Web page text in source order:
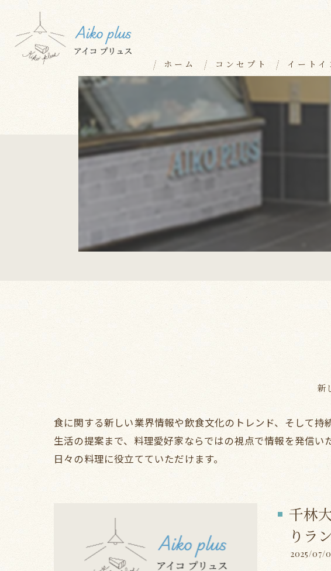
ホーム コンセプト イートイ
ランチメニ
デザート
新
食に関する新しい業界情報や飲食文化のトレンド、そして
生活の提案まで、料理愛好家ならではの視点で情報を発信
日々の料理に役立てていただけます。
千林
りラ
2025/07/